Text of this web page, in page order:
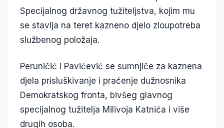
Specijalnog državnog tužiteljstva, kojim mu
se stavlja na teret kazneno djelo zloupotreba
službenog položaja.
Peruničić i Pavićević se sumnjiče za kaznena
djela prisluškivanje i praćenje dužnosnika
Demokratskog fronta, bivšeg glavnog
specijalnog tužitelja Milivoja Katnića i više
drugih osoba.